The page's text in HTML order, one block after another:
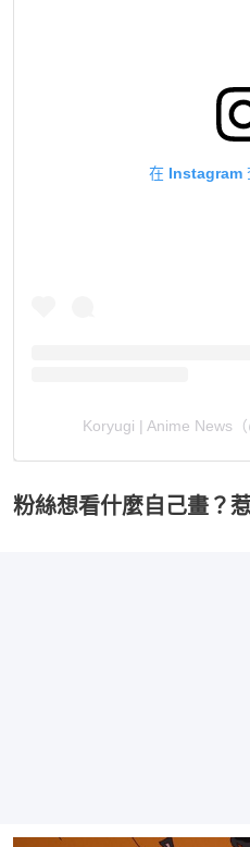
在 Instagram
Koryugi | Anime News
粉絲想看什麼自己畫？